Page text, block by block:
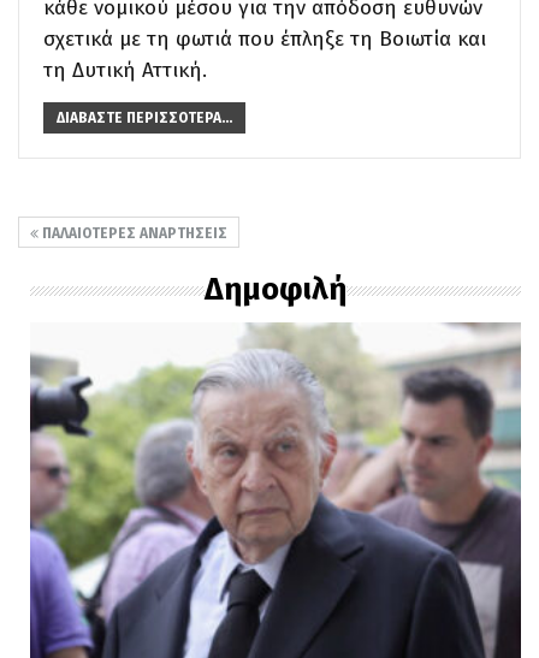
κάθε νομικού μέσου για την απόδοση ευθυνών
σχετικά με τη φωτιά που έπληξε τη Βοιωτία και
τη Δυτική Αττική.
ΔΙΑΒΆΣΤΕ ΠΕΡΙΣΣΌΤΕΡΑ...
ΠΑΛΑΙΌΤΕΡΕΣ ΑΝΑΡΤΉΣΕΙΣ
Δημοφιλή